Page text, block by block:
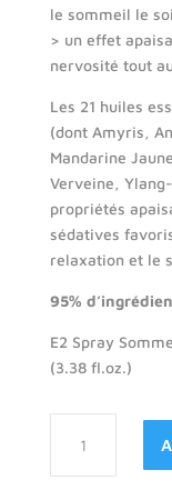
le sommeil le
> un effet
nervosité tout
Les 21 huiles
(dont Amyris,
Mandarine
Verveine,
propriétés
sédatives
relaxation et le
95%
E2 Spray
(3.38 fl.oz.)
E2